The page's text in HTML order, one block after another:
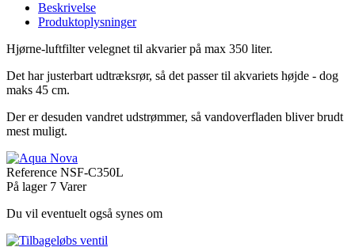
Beskrivelse
Produktoplysninger
Hjørne-luftfilter velegnet til akvarier på max 350 liter.
Det har justerbart udtræksrør, så det passer til akvariets højde - dog
maks 45 cm.
Der er desuden vandret udstrømmer, så vandoverfladen bliver brudt
mest muligt.
Reference NSF-C350L
På lager 7 Varer
Du vil eventuelt også synes om